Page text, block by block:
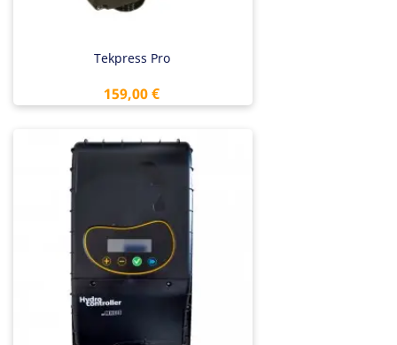
Tekpress Pro
Preis
159,00 €